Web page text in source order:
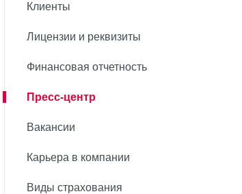
Клиенты
Лицензии и реквизиты
Финансовая отчетность
Пресс-центр
Вакансии
Карьера в компании
Виды страхования